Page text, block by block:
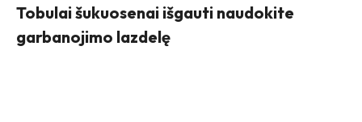
Tobulai šukuosenai išgauti naudokite
garbanojimo lazdelę